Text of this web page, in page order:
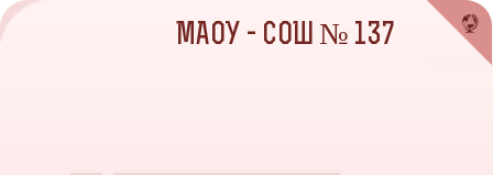
МАОУ - СОШ № 137